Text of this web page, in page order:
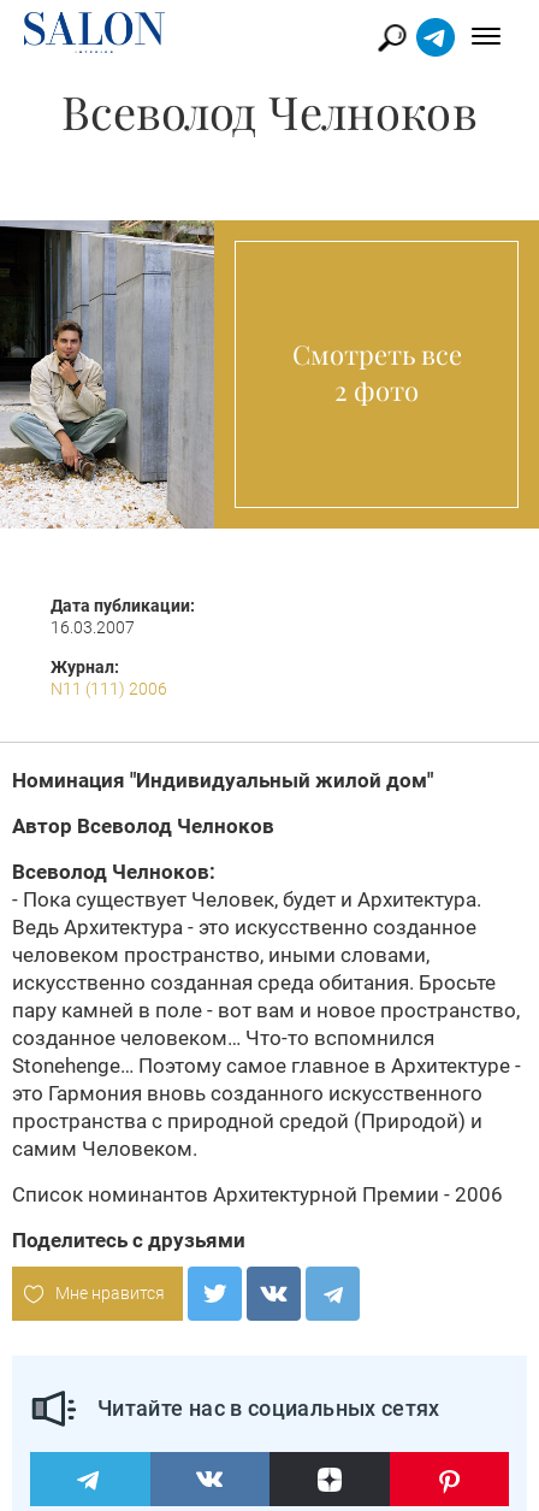
Всеволод Челноков
Смотреть все
2 фото
Дата публикации:
16.03.2007
Журнал:
N11 (111) 2006
Номинация "Индивидуальный жилой дом"
Автор Всеволод Челноков
Всеволод Челноков:
- Пока существует Человек, будет и Архитектура.
Ведь Архитектура - это искусственно созданное
человеком пространство, иными словами,
искусственно созданная среда обитания. Бросьте
пару камней в поле - вот вам и новое пространство,
созданное человеком… Что-то вспомнился
Stonehenge… Поэтому самое главное в Архитектуре -
это Гармония вновь созданного искусственного
пространства с природной средой (Природой) и
самим Человеком.
Список номинантов Архитектурной Премии - 2006
Поделитесь с друзьями
Мне нравится
Читайте нас в социальных сетях